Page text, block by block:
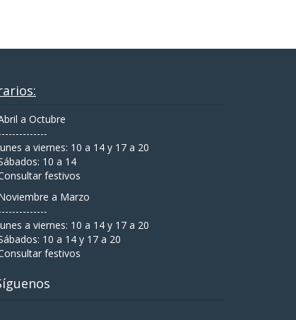
a Octubre
a viernes: 10 a 14 y 17 a 20
10 a 14
festivos
a Marzo
a viernes: 10 a 14 y 17 a 20
10 a 14 y 17 a 20
festivos